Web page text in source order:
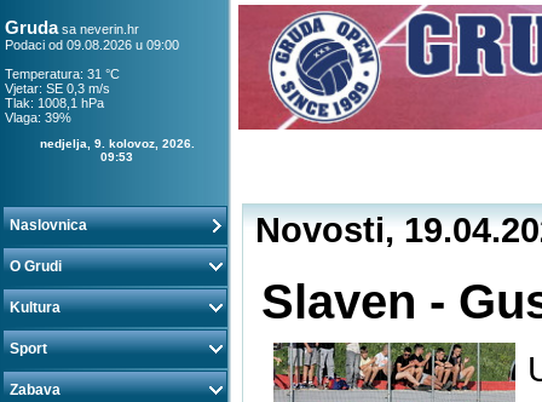
Grudasa neverin.hr
Podaci od 09.08.2026 u 09:00
Temperatura: 31 °C
Vjetar: SE 0,3 m/s
Tlak: 1008,1 hPa
Vlaga: 39%
nedjelja, 9. kolovoz, 2026.
09:53
Naslovnica
O Grudi
Kultura
Sport
Zabava
Novosti,
Slaven -